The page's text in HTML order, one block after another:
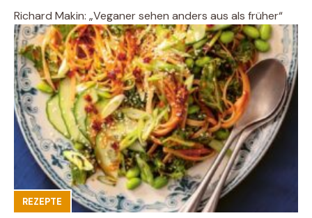
Richard Makin: „Veganer sehen anders aus als früher“
REZEPTE